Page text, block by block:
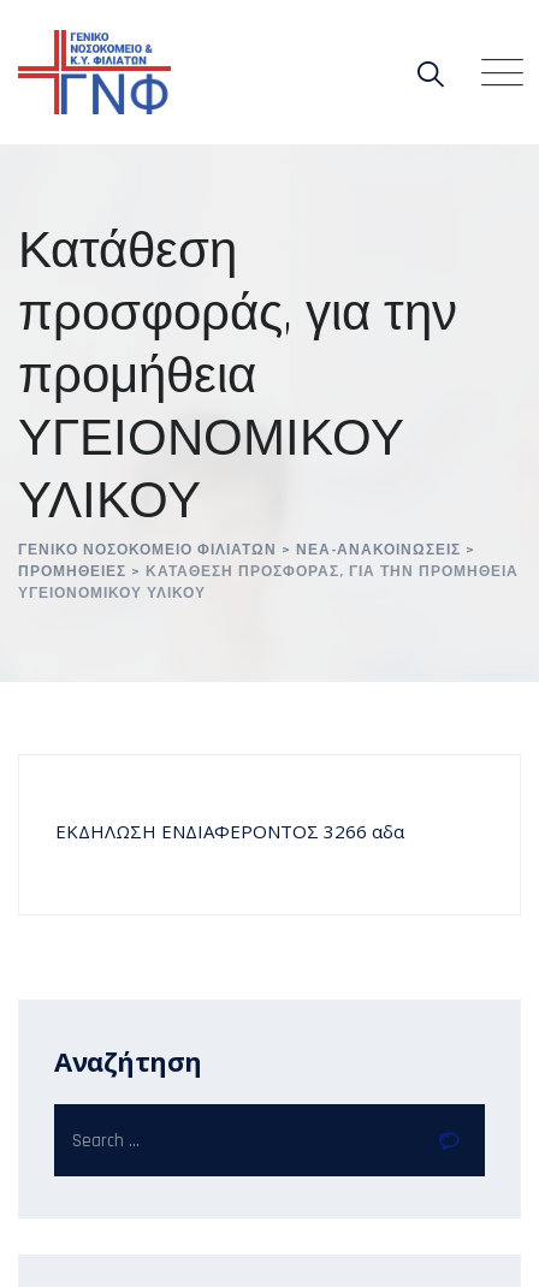
content
Κατάθεση
προσφοράς, για την
προμήθεια
ΥΓΕΙΟΝΟΜΙΚΟΥ
ΥΛΙΚΟΥ
ΓΕΝΙΚΌ ΝΟΣΟΚΟΜΕΊΟ ΦΙΛΙΑΤΏΝ > ΝΈΑ-ΑΝΑΚΟΙΝΏΣΕΙΣ >
ΠΡΟΜΉΘΕΙΕΣ > ΚΑΤΆΘΕΣΗ ΠΡΟΣΦΟΡΆΣ, ΓΙΑ ΤΗΝ ΠΡΟΜΉΘΕΙΑ
ΥΓΕΙΟΝΟΜΙΚΟΥ ΥΛΙΚΟΥ
ΕΚΔΗΛΩΣΗ ΕΝΔΙΑΦΕΡΟΝΤΟΣ 3266 αδα
Αναζήτηση